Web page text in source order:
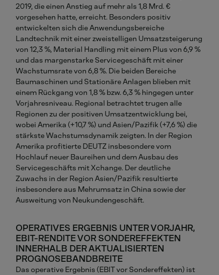
2019, die einen Anstieg auf mehr als 1,8 Mrd. €
vorgesehen hatte, erreicht. Besonders positiv
entwickelten sich die Anwendungsbereiche
Landtechnik mit einer zweistelligen Umsatzsteigerung
von 12,3 %, Material Handling mit einem Plus von 6,9 %
und das margenstarke Servicegeschäft mit einer
Wachstumsrate von 6,8 %. Die beiden Bereiche
Baumaschinen und Stationäre Anlagen blieben mit
einem Rückgang von 1,8 % bzw. 6,3 % hingegen unter
Vorjahresniveau. Regional betrachtet trugen alle
Regionen zu der positiven Umsatzentwicklung bei,
wobei Amerika (+10,7 %) und Asien/Pazifik (+7,6 %) die
stärkste Wachstumsdynamik zeigten. In der Region
Amerika profitierte DEUTZ insbesondere vom
Hochlauf neuer Baureihen und dem Ausbau des
Servicegeschäfts mit Xchange. Der deutliche
Zuwachs in der Region Asien/Pazifik resultierte
insbesondere aus Mehrumsatz in China sowie der
Ausweitung von Neukundengeschäft.
OPERATIVES ERGEBNIS UNTER VORJAHR,
EBIT-RENDITE VOR SONDEREFFEKTEN
INNERHALB DER AKTUALISIERTEN
PROGNOSEBANDBREITE
Das operative Ergebnis (EBIT vor Sondereffekten) ist